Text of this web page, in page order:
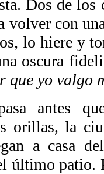
Dos de los
volver con
lo hiere y
oscura
que yo valgo
antes
orillas, la
a casa
último patio.